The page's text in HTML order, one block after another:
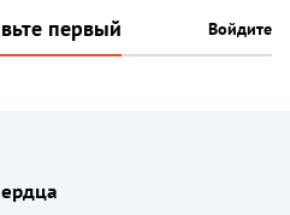
первый Войдите